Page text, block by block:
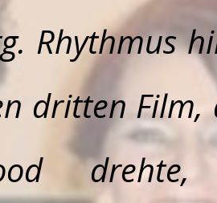
Rhythmus
dritten Film,